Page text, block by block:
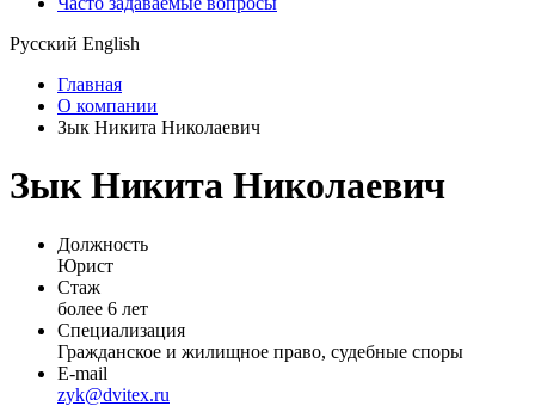
Русский English
Главная
О компании
Зык Никита Николаевич
Зык Никита Николаевич
Должность
Юрист
Стаж
более 6 лет
Специализация
Гражданское и жилищное право, судебные споры
E-mail
zyk@dvitex.ru